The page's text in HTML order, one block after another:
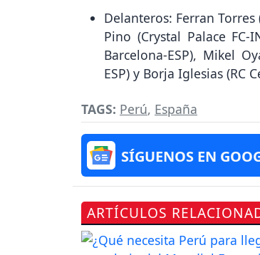
Delanteros: Ferran Torres
Pino (Crystal Palace FC-
Barcelona-ESP), Mikel
ESP) y Borja Iglesias (RC
TAGS: Perú, España
SÍGUENOS EN
ARTÍCULOS